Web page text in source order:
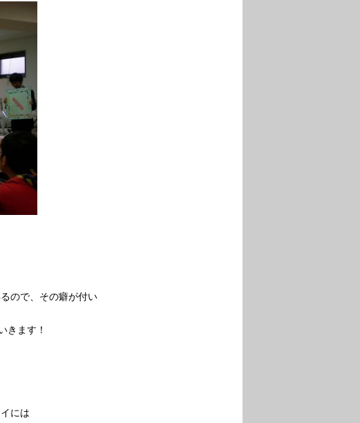
ので、その癖が付い
きます！
には